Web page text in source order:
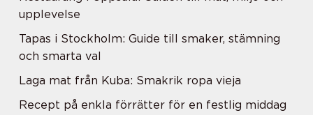
upplevelse
Tapas i Stockholm: Guide till smaker, stämning
och smarta val
Laga mat från Kuba: Smakrik ropa vieja
Recept på enkla förrätter för en festlig middag